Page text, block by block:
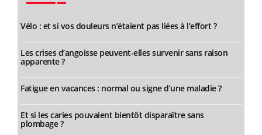
Vélo : et si vos douleurs n’étaient pas liées à l’effort ?
Les crises d’angoisse peuvent-elles survenir sans raison
apparente ?
Fatigue en vacances : normal ou signe d’une maladie ?
Et si les caries pouvaient bientôt disparaître sans
plombage ?